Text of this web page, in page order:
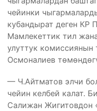
чейинки
кубандырат деген КР
Мамлекеттик тил
улуттук комиссиянын
Осмоналиев
— Ч.Айтматов элчи
чейин келбей калат.
Салижан Жигитовдон